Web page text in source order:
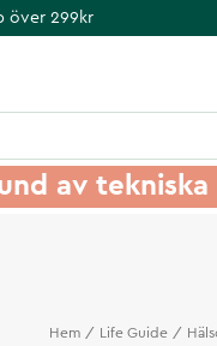
över 299kr
av
Hem Life Guide